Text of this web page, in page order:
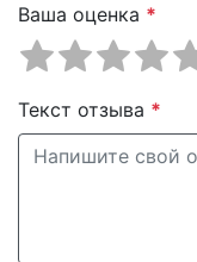
Ваша оценка *
Текст отзыва *